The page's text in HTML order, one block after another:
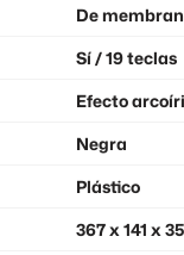
De
Sí / 19 teclas
Efecto
Negra
Plástico
367 x 141 x 35